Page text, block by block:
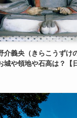
介義央（きらこうずけ
城や領地や石高は？【